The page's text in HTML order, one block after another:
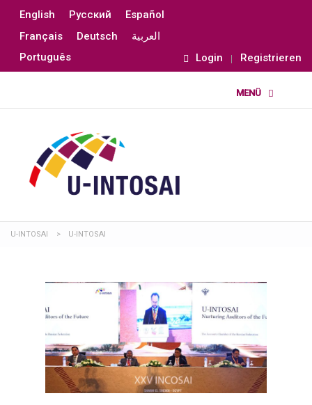
English Русский
Español
Français
Deutsch
العربية
Português
Login Registrieren
U-INTOSAI > U-INTOSAI